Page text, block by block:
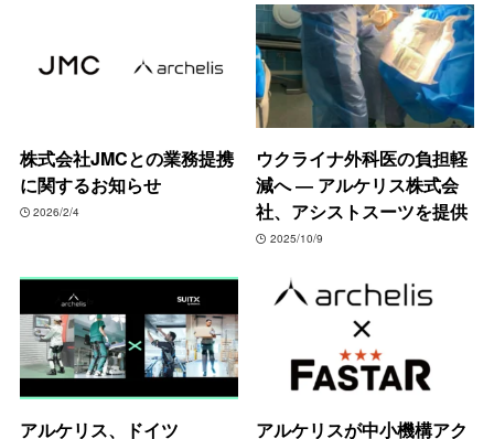
株式会社JMCとの業務提携
に関するお知らせ
2026/2/4
ウクライナ外科医の負担軽
減へ ― アルケリス株式会
社、アシストスーツを提供
2025/10/9
アルケリス、ドイツ
アルケリスが中小機構アク